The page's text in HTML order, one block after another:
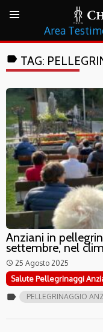
label TAG:
Anziani in
settembre, nel
access_time 25 Agosto 2025
Salute Pellegrinaggi
label PELLEGRINAGGIO